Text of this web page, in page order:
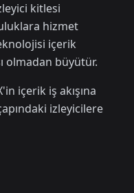
kitlesi
hizmet
içerik
olmadan büyütür.
içerik iş akışına
izleyicilere